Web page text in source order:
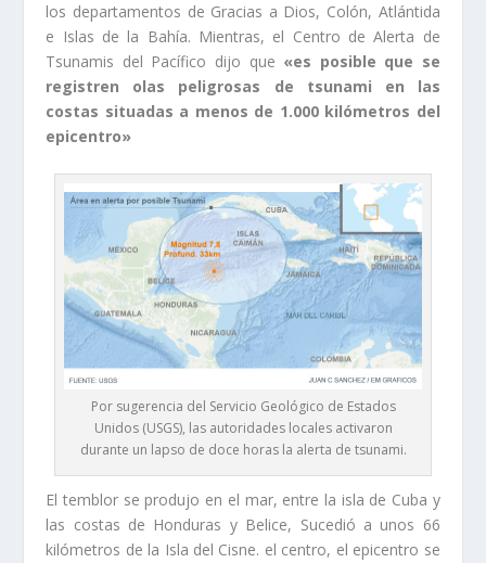
los departamentos de Gracias a Dios, Colón, Atlántida
e Islas de la Bahía. Mientras, el Centro de Alerta de
Tsunamis del Pacífico dijo que «es posible que se
registren olas peligrosas de tsunami en las
costas situadas a menos de 1.000 kilómetros del
epicentro»
Por sugerencia del Servicio Geológico de Estados
Unidos (USGS), las autoridades locales activaron
durante un lapso de doce horas la alerta de tsunami.
El temblor se produjo en el mar, entre la isla de Cuba y
las costas de Honduras y Belice, Sucedió a unos 66
kilómetros de la Isla del Cisne. el centro, el epicentro se